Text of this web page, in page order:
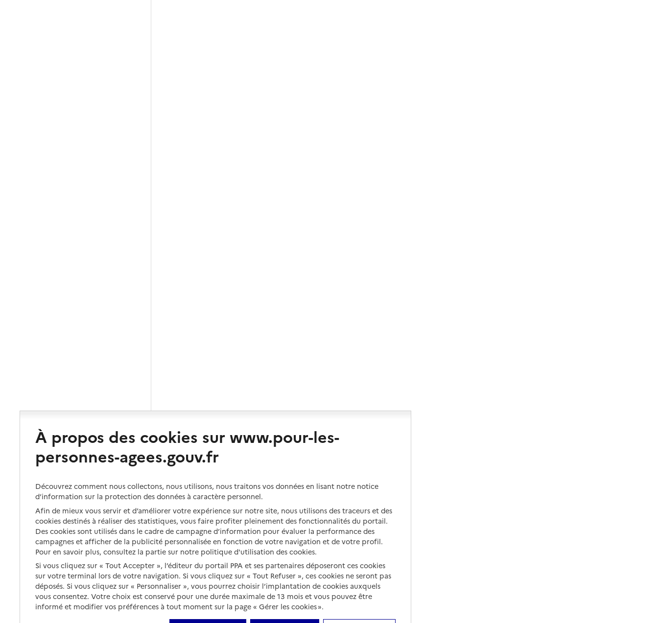
À propos des cookies sur www.pour-les-
personnes-agees.gouv.fr
Découvrez comment nous collectons, nous utilisons, nous traitons vos données en lisant notre notice
d’information sur la protection des données à caractère personnel.
Afin de mieux vous servir et d’améliorer votre expérience sur notre site, nous utilisons des traceurs et des
cookies destinés à réaliser des statistiques, vous faire profiter pleinement des fonctionnalités du portail.
Des cookies sont utilisés dans le cadre de campagne d’information pour évaluer la performance des
campagnes et afficher de la publicité personnalisée en fonction de votre navigation et de votre profil.
Pour en savoir plus, consultez la partie sur notre politique d'utilisation des cookies.
Si vous cliquez sur « Tout Accepter », l’éditeur du portail PPA et ses partenaires déposeront ces cookies
sur votre terminal lors de votre navigation. Si vous cliquez sur « Tout Refuser », ces cookies ne seront pas
déposés. Si vous cliquez sur « Personnaliser », vous pourrez choisir l’implantation de cookies auxquels
vous consentez. Votre choix est conservé pour une durée maximale de 13 mois et vous pouvez être
informé et modifier vos préférences à tout moment sur la page « Gérer les cookies ».